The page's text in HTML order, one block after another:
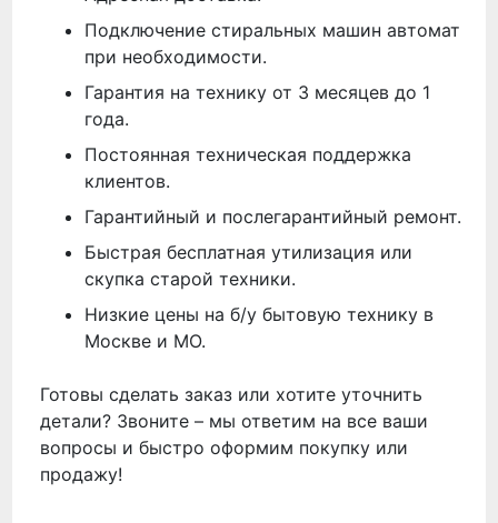
Подключение стиральных машин автомат
при необходимости.
Гарантия на технику от 3 месяцев до 1
года.
Постоянная техническая поддержка
клиентов.
Гарантийный и послегарантийный ремонт.
Быстрая бесплатная утилизация или
скупка старой техники.
Низкие цены на б/у бытовую технику в
Москве и МО.
Готовы сделать заказ или хотите уточнить
детали? Звоните – мы ответим на все ваши
вопросы и быстро оформим покупку или
продажу!